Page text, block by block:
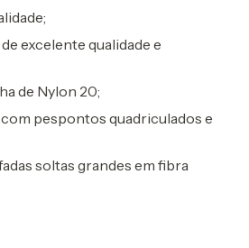
excelente qualidade e
de Nylon 20;
pespontos quadriculados e
soltas grandes em fibra